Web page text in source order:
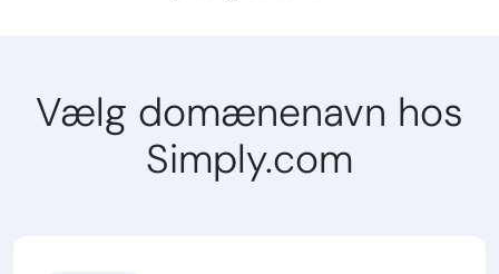
Vælg domænenavn hos
Simply.com